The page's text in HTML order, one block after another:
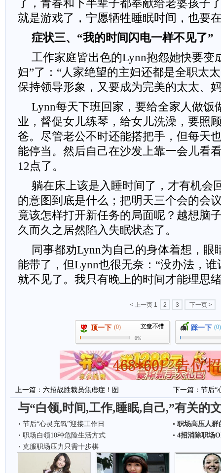
了，青春和下半辈子都奉献给老婆孩子
就是游戏了，宁愿牺牲睡眠时间，也要
症状三、“我的时间闪电一样不见了”
工作家庭皆出色的Lynn抱怨她快要变
妇”了：“人家绝望的主妇还都是全职太
保持领导形象，又要成为完美的太太、
Lynn每天下班回家，要给全家人做饭
业，督促女儿练琴，给女儿洗澡，要照
爸。尽管老公不时还能搭把手，但每天
能停当。然后自己在沙发上靠一会儿看
12点了。
躺在床上该是入睡时间了，才有机会
的意图到底是什么；把明天三个会的会
竟该怎样打开新任务的局面呢？越想脑
久而久之居然陷入失眠状态了。
同事都劝Lynn为自己的身体着想，眼
能带了，但Lynn也很无奈：“没办法，
就不见了。我只有晚上的时间才能理思
< 上一页 1 2 3 下一页 >
顶一下 (0)
0%
踩一下 (0)
上一篇： 六招战胜裁员焦虑症！图 下一篇： 节后“
与“白领,时间,工作,睡眠,自己,”有关的
节后“心灵充氧”迎接工作日
职场高压人群
职场白领10种危险生活方式
4招消除职场
克服职场压力只需十步棋